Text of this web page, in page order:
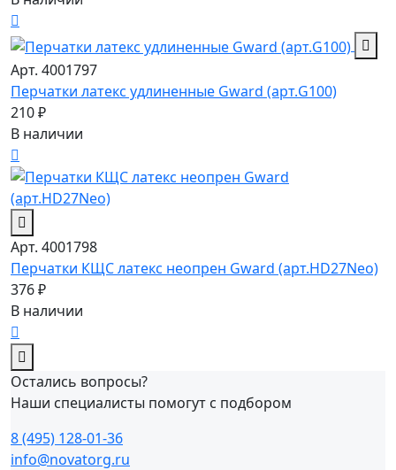
Арт. 4001797
Перчатки латекс удлиненные Gward (арт.G100)
210 ₽
В наличии
Арт. 4001798
Перчатки КЩС латекс неопрен Gward (арт.HD27Neo)
376 ₽
В наличии
Остались вопросы?
Наши специалисты помогут с подбором
8 (495) 128-01-36
info@novatorg.ru